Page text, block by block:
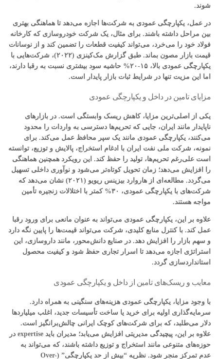
شوند.
در عمل، یکپارچگی عمودی به شرکت‌ها اجازه می‌دهد تا هماهنگی بهتری
بین مراحل داشته باشند. برای مثال، یک شرکت خودروسازی که کارخانه
فولاد خود را می‌خرد، می‌تواند کیفیت قطعات را تضمین کند و از نوسانات
قیمت بازار مصون بماند. طبق گزارش مک‌کینزی (۲۰۲۲)، شرکت‌هایی با
یکپارچگی عمودی بالا، ۱۵-۲۰% حاشیه سود بیشتری نسبت به رقبا دارند،
اما این مزیت تنها در شرایط ثبات بازار پایدار است.
مزایای تامین در داخل و یکپارچگی عمودی
یکی از اصلی‌ترین مزایا، کاهش ریسک وابستگی است. در بازارهای
ناپایدار مانند ایران، جایی که تحریم‌ها دسترسی به واردات را محدود
می‌کنند، یکپارچگی عمودی مانند یک سپر محافظ عمل می‌کند. برای
نمونه، شرکت ملی نفت ایران با ادغام استخراج، پالایش و توزیع، توانسته
است علی‌رغم تحریم‌ها، تولید را حفظ کند. این رویکرد همچنین هماهنگی
را افزایش می‌دهد؛ زمان تحویل کوتاه‌تر می‌شود و نوآوری داخلی تسهیل
می‌گردد. مطالعه‌ای از هاروارد بیزینس ریویو (۲۰۲۱) نشان می‌دهد که
شرکت‌های با یکپارچگی عمودی، ۳۰% کمتر با اختلالات زنجیره تأمین
مواجه هستند.
علاوه بر این، یکپارچگی عمودی می‌تواند به عنوان مانعی برای ورود رقبا
عمل کند. با کنترل منابع کلیدی، شرکت می‌تواند قیمت‌ها را پایین نگه دارد
و سهم بازار را افزایش دهد. در صنایع دانش‌محور، مانند داروسازی، این
استراتژی اجازه می‌دهد تا اسرار تجاری حفظ شود و کیفیت محصول
استانداردسازی گردد.
معایب و ریسک‌های تامین از داخل و یکپارچگی عمودی
با وجود مزایا، یکپارچگی عمودی هزینه‌های سنگینی به همراه دارد.
سرمایه‌گذاری اولیه برای خرید یا ساخت تأسیسات جدید، اغلب میلیاردها
دلار می‌طلبد، که برای شرکت‌های کوچک ایرانی چالش‌برانگیز است.
علاوه بر این، پیچیدگی مدیریتی افزایش می‌یابد؛ مدیران باید expertise در
حوزه‌های متنوعی مانند استخراج و توزیع داشته باشند، که می‌تواند به
عدم تمرکز منجر شود. نظریه “بیش از حد یکپارچگی” (Over-